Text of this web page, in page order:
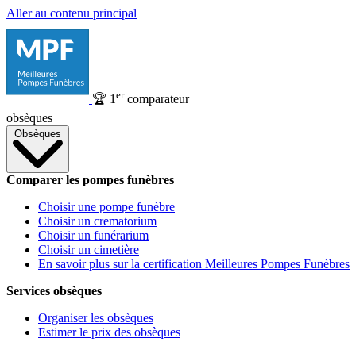
Aller au contenu principal
🏆 1 ercomparateur
obsèques
Obsèques
Comparer les pompes funèbres
Choisir une pompe funèbre
Choisir un crematorium
Choisir un funérarium
Choisir un cimetière
En savoir plus sur la certification Meilleures Pompes Funèbres
Services obsèques
Organiser les obsèques
Estimer le prix des obsèques